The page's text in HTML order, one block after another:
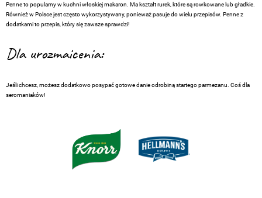
Penne to popularny w kuchni włoskiej makaron. Ma kształt rurek, które są rowkowane lub gładkie.
Również w Polsce jest często wykorzystywany, ponieważ pasuje do wielu przepisów. Penne z
dodatkami to przepis, który się zawsze sprawdzi!
Dla urozmaicenia:
Jeśli chcesz, możesz dodatkowo posypać gotowe danie odrobiną startego parmezanu. Coś dla
seromaniaków!